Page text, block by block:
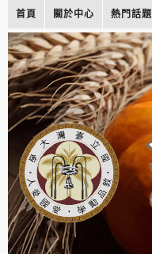
首頁 關於中心 熱門話題